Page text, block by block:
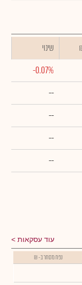
שינוי
-0.07%
--
--
--
--
עוד עסקאות
נפח מסחר ב- ₪